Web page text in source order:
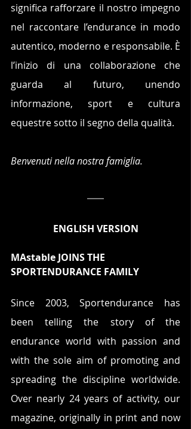
significa rafforzare il nostro impegno
nel raccontare l’endurance in modo
autentico, moderno e responsabile. È
l’inizio di una collaborazione che
guarda al futuro, unendo
informazione, sport e cultura
equestre sotto il segno della qualità.
Benvenuti nella nostra famiglia.
ENGLISH VERSION
MAstable JOINS THE
SPORTENDURANCE FAMILY
Since 2003, Sportendurance has
been telling the story of the
endurance world with passion and
with the sole aim of promoting and
spreading the discipline worldwide.
Over nearly 24 years of activity, our
magazine, originally in print and now